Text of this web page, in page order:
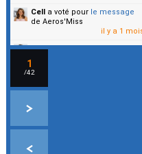
1
/42
Cell a voté pour le message
de Aeros'Miss
il y a 1
Cella voté pourle message